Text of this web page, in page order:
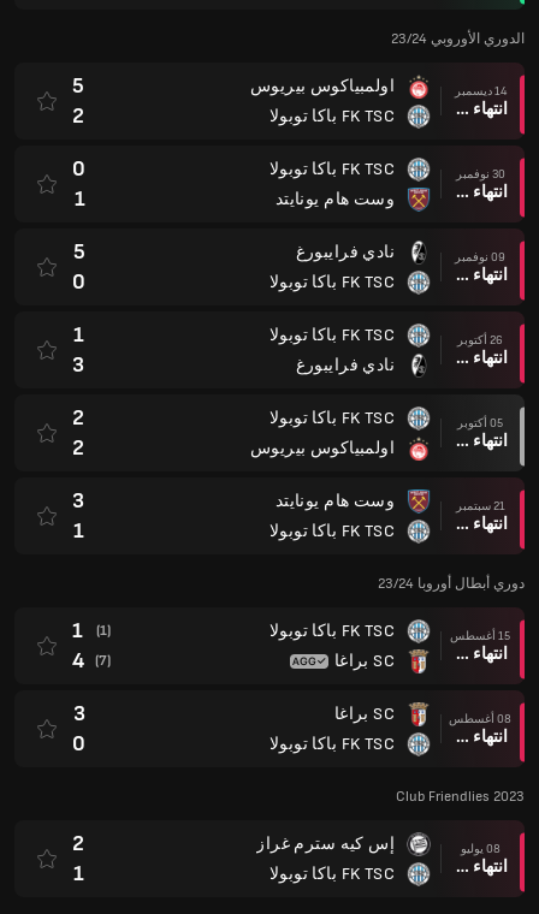
الدوري الأوروبي 23/24
14 ديسمبر
انتهاء وقت المباراة
اولمبياكوس بيريوس
FK TSC باكا توبولا
5
2
30 نوفمبر
انتهاء وقت المباراة
FK TSC باكا توبولا
وست هام يونايتد
0
1
09 نوفمبر
انتهاء وقت المباراة
نادي فرايبورغ
FK TSC باكا توبولا
5
0
26 أكتوبر
انتهاء وقت المباراة
FK TSC باكا توبولا
نادي فرايبورغ
1
3
05 أكتوبر
انتهاء وقت المباراة
FK TSC باكا توبولا
اولمبياكوس بيريوس
2
2
21 سبتمبر
انتهاء وقت المباراة
وست هام يونايتد
FK TSC باكا توبولا
3
1
دوري أبطال أوروبا 23/24
15 أغسطس
انتهاء وقت المباراة
FK TSC باكا توبولا
SC براغا
(1)
1
(7)
4
08 أغسطس
انتهاء وقت المباراة
SC براغا
FK TSC باكا توبولا
3
0
Club Friendlies 2023
08 يوليو
انتهاء وقت المباراة
إس كيه سترم غراز
FK TSC باكا توبولا
2
1